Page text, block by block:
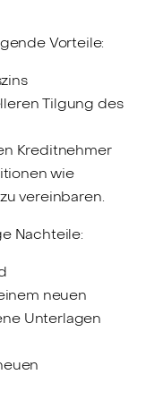
Vorteile:
Tilgung des
Kreditnehmer
wie
vereinbaren.
Nachteile:
neuen
Unterlagen